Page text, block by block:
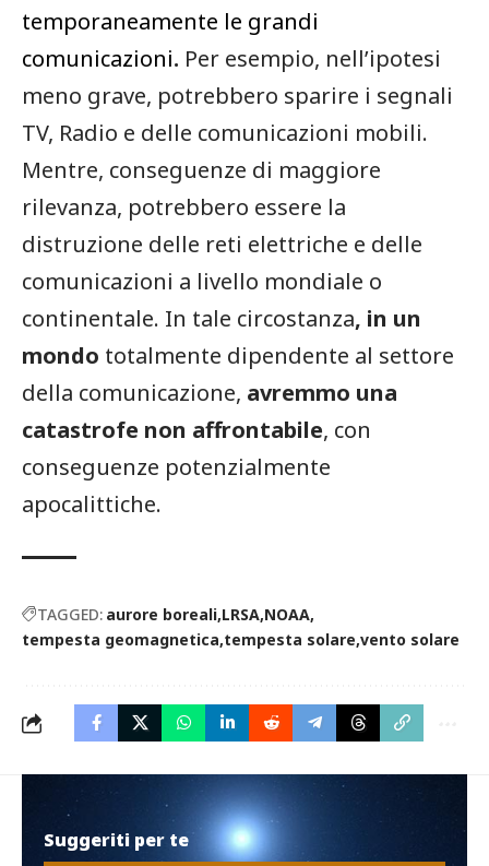
temporaneamente le grandi
comunicazioni. Per esempio, nell’ipotesi
meno grave, potrebbero sparire i segnali
TV, Radio e delle comunicazioni mobili.
Mentre, conseguenze di maggiore
rilevanza, potrebbero essere la
distruzione delle reti elettriche e delle
comunicazioni a livello mondiale o
continentale. In tale circostanza, in un
mondo totalmente dipendente al settore
della comunicazione, avremmo una
catastrofe non affrontabile, con
conseguenze potenzialmente
apocalittiche.
TAGGED: aurore boreali LRSA NOAA
tempesta geomagnetica tempesta solare vento solare
Suggeriti per te